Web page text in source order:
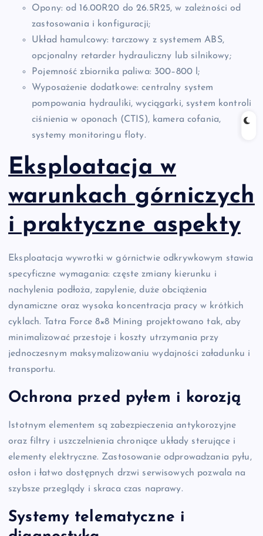
Opony: od 16.00R20 do 26.5R25, w zależności od
zastosowania i konfiguracji;
Układ hamulcowy: tarczowy z systemem ABS,
opcjonalny retarder hydrauliczny lub silnikowy;
Pojemność zbiornika paliwa: 300–800 l;
Wyposażenie dodatkowe: centralny system
pompowania hydrauliki, wyciągarki, system kontroli
ciśnienia w oponach (CTIS), kamera cofania,
systemy monitoringu floty.
Eksploatacja w
warunkach górniczych
i praktyczne aspekty
Eksploatacja wywrotki w górnictwie odkrywkowym stawia
specyficzne wymagania: częste zmiany kierunku i
nachylenia podłoża, zapylenie, duże obciążenia
dynamiczne oraz wysoka koncentracja pracy w krótkich
cyklach. Tatra Force 8×8 Mining projektowano tak, aby
minimalizować przestoje i koszty utrzymania przy
jednoczesnym maksymalizowaniu wydajności załadunku i
transportu.
Ochrona przed pyłem i korozją
Istotnym elementem są zabezpieczenia antykorozyjne
oraz filtry i uszczelnienia chroniące układy sterujące i
elementy elektryczne. Zastosowanie odprowadzania pyłu,
osłon i łatwo dostępnych drzwi serwisowych pozwala na
szybsze przeglądy i skraca czas naprawy.
Systemy telematyczne i